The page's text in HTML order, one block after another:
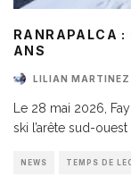
RANRAPALCA :
ANS
LILIAN MARTINEZ
Le 28 mai 2026,
ski l’arête sud-
NEWS TEMPS DE